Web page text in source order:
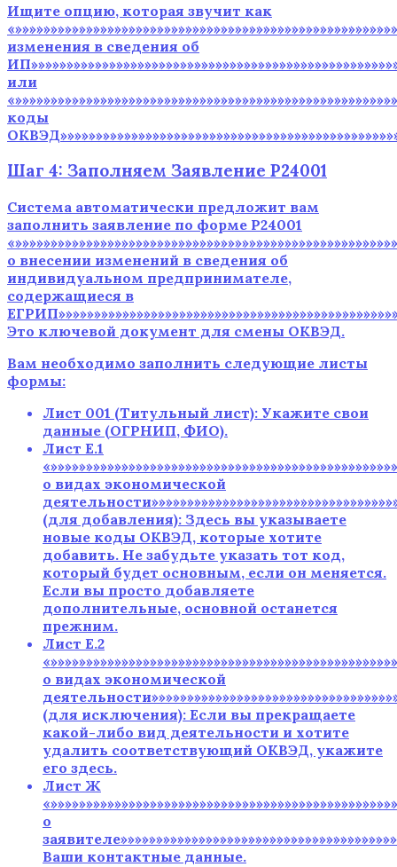
Ищите опцию, которая звучит как
изменения в сведения об
или
коды
Шаг 4: Заполняем Заявление Р24001
Система автоматически предложит вам
заполнить заявление по форме Р24001
о внесении изменений в сведения об
индивидуальном предпринимателе,
содержащиеся в
Это ключевой документ для смены ОКВЭД.
Вам необходимо заполнить следующие листы
формы:
Лист 001 (Титульный лист): Укажите свои
данные (ОГРНИП, ФИО).
Лист Е.1
о видах экономической
(для добавления): Здесь вы указываете
новые коды ОКВЭД, которые хотите
добавить. Не забудьте указать тот код,
который будет основным, если он меняется.
Если вы просто добавляете
дополнительные, основной останется
прежним.
Лист Е.2
о видах экономической
(для исключения): Если вы прекращаете
какой-либо вид деятельности и хотите
удалить соответствующий ОКВЭД, укажите
его здесь.
Лист Ж
о
Ваши контактные данные.